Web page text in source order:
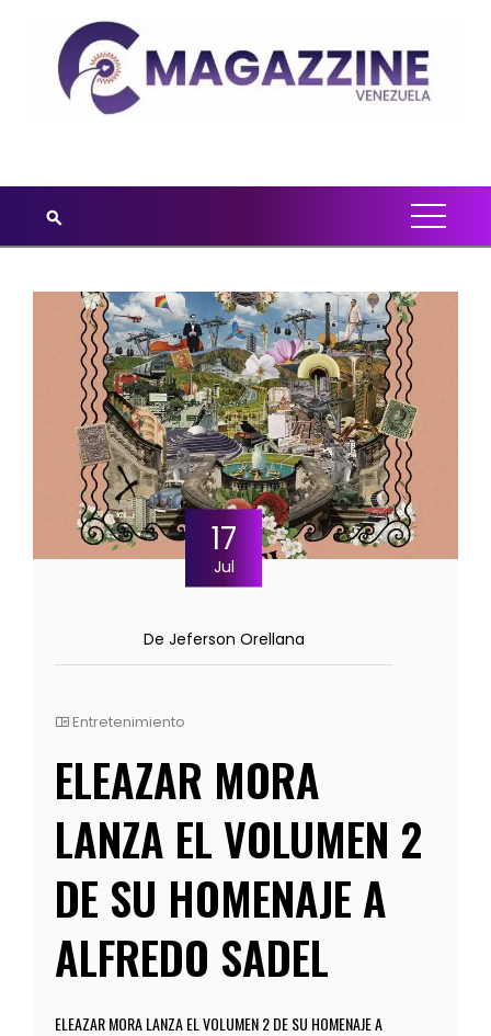
17
Jul
De Jeferson Orellana
Entretenimiento
ELEAZAR MORA
LANZA EL VOLUMEN 2
DE SU HOMENAJE A
ALFREDO SADEL
ELEAZAR MORA LANZA EL VOLUMEN 2 DE SU HOMENAJE A